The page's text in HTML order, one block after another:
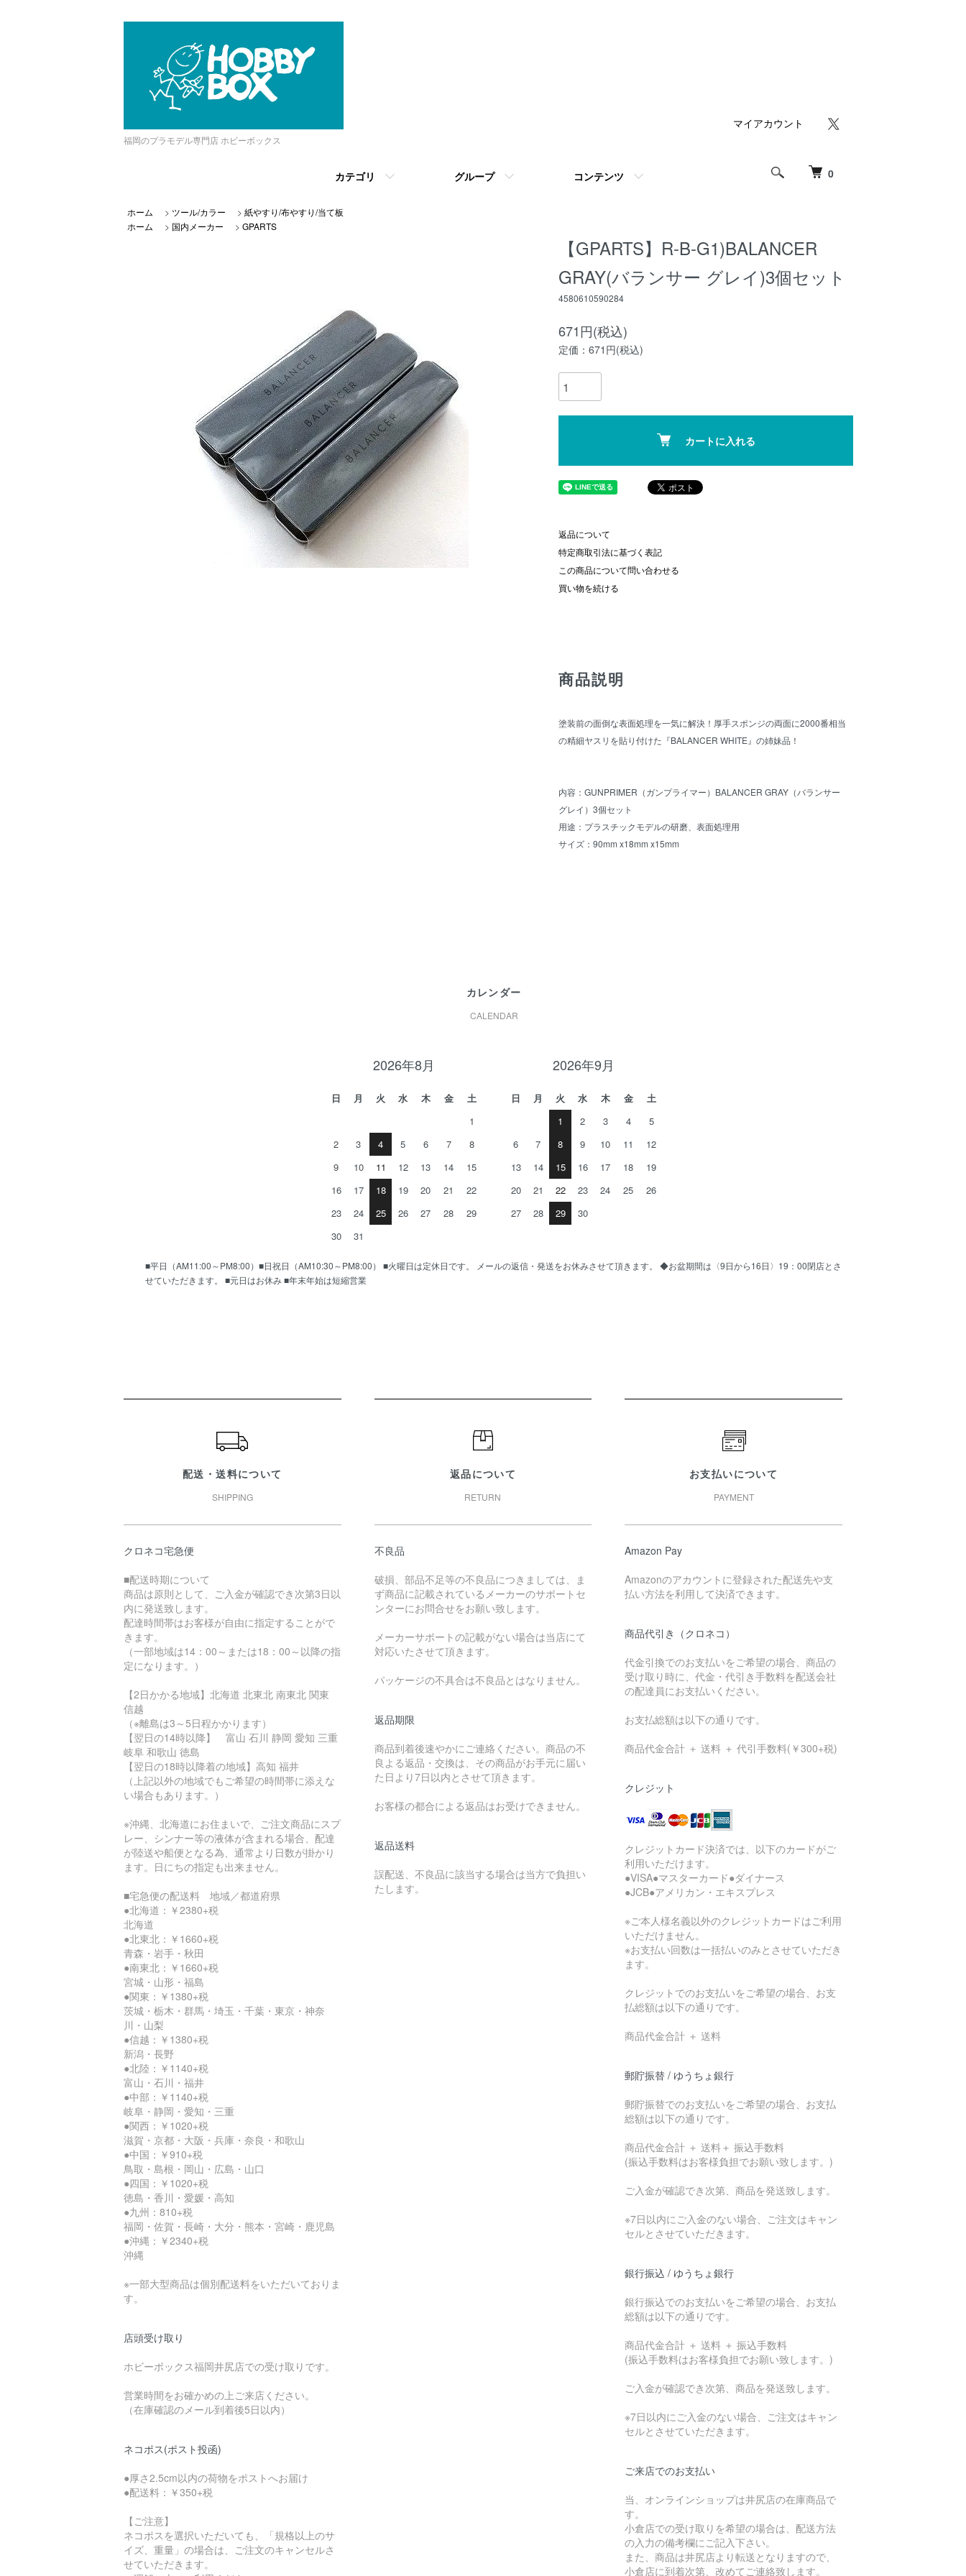
福岡のプラモデル専門店 ホビーボックス
0
カテゴリ グループ コンテンツ
マイアカウント
ホーム > ツール/カラー > 紙やすり/布やすり/当て板
ホーム
> 国内メーカー > GPARTS
【GPARTS】R-B-G1)BALANCER
GRAY(バランサー グレイ)3個セット
4580610590284
671円(税込)
定価：671円(税込)
カートに入れる
返品について
特定商取引法に基づく表記
この商品について問い合わせる
買い物を続ける
商品説明
塗装前の面倒な表面処理を一気に解決！厚手スポンジの両面に2000番相当
の精細ヤスリを貼り付けた『BALANCER WHITE』の姉妹品！
内容：GUNPRIMER（ガンプライマー）BALANCER GRAY（バランサー
グレイ）3個セット
用途：プラスチックモデルの研磨、表面処理用
サイズ：90mm x18mm x15mm
カレンダー
CALENDAR
2026年8月
日 月 火 水 木 金
土
1
2
3 4 5 6 7
8
9
10 11 12 13 14
15
16
17 18 19 20 21
22
23
24 25 26 27 28
29
30
31
2026年9月
日 月 火 水 木 金
土
1
2 3 4
5
6
7 8 9 10 11
12
13
14 15 16 17 18
19
20
21 22 23 24 25
26
27
28 29 30
■平日（AM11:00～PM8:00）■日祝日（AM10:30～PM8:00） ■火曜日は定休日です。 メールの返信・発送をお休みさせて頂きます。 ◆お盆期間は〈9日から16日〉19：00閉店とさ
せていただきます。 ■元日はお休み ■年末年始は短縮営業
配送・送料について
SHIPPING
クロネコ宅急便
■配送時期について
商品は原則として、ご入金が確認でき次第3日以
内に発送致します。
配達時間帯はお客様が自由に指定することがで
きます。
（一部地域は14：00～または18：00～以降の指
定になります。）
【2日かかる地域】北海道 北東北 南東北 関東
信越
（※離島は3～5日程かかります）
【翌日の14時以降】 富山 石川 静岡 愛知 三重
岐阜 和歌山 徳島
【翌日の18時以降着の地域】高知 福井
（上記以外の地域でもご希望の時間帯に添えな
い場合もあります。）
※沖縄、北海道にお住まいで、ご注文商品にスプ
レー、シンナー等の液体が含まれる場合、配達
が陸送や船便となる為、通常より日数が掛かり
ます。日にちの指定も出来ません。
■宅急便の配送料 地域／都道府県
●北海道：￥2380+税
北海道
●北東北：￥1660+税
青森・岩手・秋田
●南東北：￥1660+税
宮城・山形・福島
●関東：￥1380+税
茨城・栃木・群馬・埼玉・千葉・東京・神奈
川・山梨
●信越：￥1380+税
新潟・長野
●北陸：￥1140+税
富山・石川・福井
●中部：￥1140+税
岐阜・静岡・愛知・三重
●関西：￥1020+税
滋賀・京都・大阪・兵庫・奈良・和歌山
●中国：￥910+税
鳥取・島根・岡山・広島・山口
●四国：￥1020+税
徳島・香川・愛媛・高知
●九州：810+税
福岡・佐賀・長崎・大分・熊本・宮崎・鹿児島
●沖縄：￥2340+税
沖縄
※一部大型商品は個別配送料をいただいておりま
す。
店頭受け取り
ホビーボックス福岡井尻店での受け取りです。
営業時間をお確かめの上ご来店ください。
（在庫確認のメール到着後5日以内）
ネコポス(ポスト投函)
●厚さ2.5cm以内の荷物をポストへお届け
●配送料：￥350+税
【ご注意】
ネコポスを選択いただいても、「規格以上のサ
イズ、重量」の場合は、ご注文のキャンセルさ
せていただきます。
返品について
RETURN
不良品
破損、部品不足等の不良品につきましては、ま
ず商品に記載されているメーカーのサポートセ
ンターにお問合せをお願い致します。
メーカーサポートの記載がない場合は当店にて
対応いたさせて頂きます。
パッケージの不具合は不良品とはなりません。
返品期限
商品到着後速やかにご連絡ください。商品の不
良よる返品・交換は、その商品がお手元に届い
た日より7日以内とさせて頂きます。
お客様の都合による返品はお受けできません。
返品送料
誤配送、不良品に該当する場合は当方で負担い
たします。
お支払いについて
PAYMENT
Amazon Pay
Amazonのアカウントに登録された配送先や支
払い方法を利用して決済できます。
商品代引き（クロネコ）
代金引換でのお支払いをご希望の場合、商品の
受け取り時に、代金・代引き手数料を配送会社
の配達員にお支払いください。
お支払総額は以下の通りです。
商品代金合計 ＋ 送料 ＋ 代引手数料(￥300+税)
クレジット
クレジットカード決済では、以下のカードがご
利用いただけます。
●VISA●マスターカード●ダイナース
●JCB●アメリカン・エキスプレス
※ご本人様名義以外のクレジットカードはご利用
いただけません。
※お支払い回数は一括払いのみとさせていただき
ます。
クレジットでのお支払いをご希望の場合、お支
払総額は以下の通りです。
商品代金合計 ＋ 送料
郵貯振替 / ゆうちょ銀行
郵貯振替でのお支払いをご希望の場合、お支払
総額は以下の通りです。
商品代金合計 ＋ 送料＋ 振込手数料
(振込手数料はお客様負担でお願い致します。)
ご入金が確認でき次第、商品を発送致します。
※7日以内にご入金のない場合、ご注文はキャン
セルとさせていただきます。
銀行振込 / ゆうちょ銀行
銀行振込でのお支払いをご希望の場合、お支払
総額は以下の通りです。
商品代金合計 ＋ 送料 ＋ 振込手数料
(振込手数料はお客様負担でお願い致します。)
ご入金が確認でき次第、商品を発送致します。
※7日以内にご入金のない場合、ご注文はキャン
セルとさせていただきます。
ご来店でのお支払い
当、オンラインショップは井尻店の在庫商品で
す。
小倉店での受け取りを希望の場合は、配送方法
の入力の備考欄にご記入下さい。
また、商品は井尻店より転送となりますので、
小倉店に到着次第、改めてご連絡致します。